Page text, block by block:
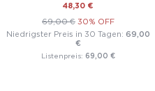
48,30 €
69,00 € 30% OFF
Niedrigster Preis in 30 Tagen: 69,00
€
Listenpreis: 69,00 €